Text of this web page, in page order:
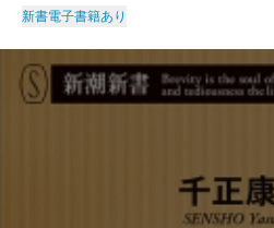
新書電子書籍あり